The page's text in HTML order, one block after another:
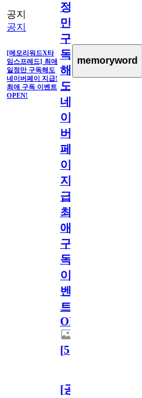
공지
공지
[메모리워드X타
임스프레드] 최애
일정만 구독해도
네이버페이 지급!
최애 구독 이벤트
OPEN!
정
만
구
독
해
도
네
이
버
페
이
지
급!
최
애
구
독
이
벤
트
OPEN!
[5]
memoryword
[공